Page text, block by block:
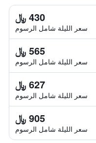
430 ﷼
سعر الليلة شامل الرسوم
565 ﷼
سعر الليلة شامل الرسوم
627 ﷼
سعر الليلة شامل الرسوم
905 ﷼
سعر الليلة شامل الرسوم